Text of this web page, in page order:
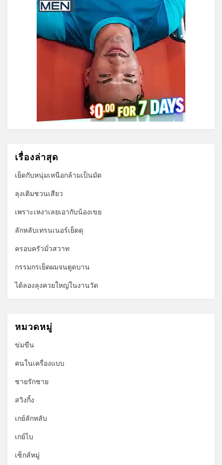
เรื่องล่าสุด
เย็ดกับหนุ่มเหนือกล้ามเป็นมัด
ลุงเติมชวนเสียว
เพราะเหงาเลยเอากับน้องเขย
ลักหลับเทรนเนอร์เย็ดดุ
ครอบครัวมั่วสวาท
กรรมกรเย็ดผมจนตูดบาน
ได้ลองลุงควยใหญ่ในงานวัด
หมวดหมู่
ข่มขืน
คนในเครื่องแบบ
ชายรักชาย
สวิงกิ้ง
เกย์ลักหลับ
เกย์ไบ
เซ็กส์หมู่